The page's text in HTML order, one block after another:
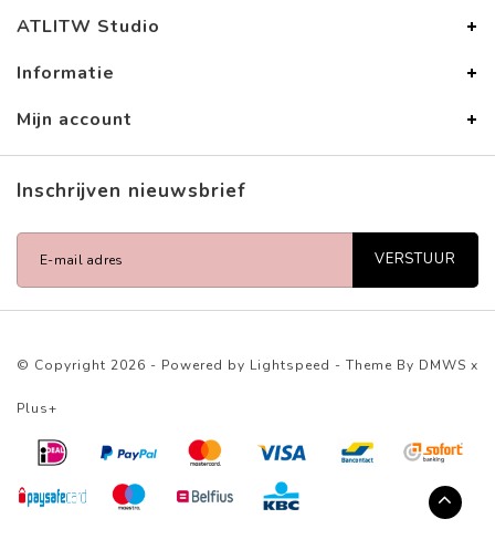
ATLITW Studio
Informatie
Mijn account
Inschrijven nieuwsbrief
VERSTUUR
© Copyright 2026 - Powered by Lightspeed - Theme By DMWS x
Plus+